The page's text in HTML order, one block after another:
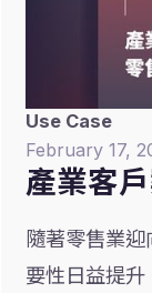
Use Case
February 17,
產業客
隨著零售業
要性日益提